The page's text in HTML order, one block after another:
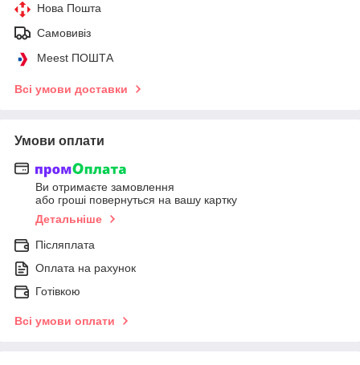
Нова Пошта
Самовивіз
Meest ПОШТА
Всі умови доставки
Умови оплати
Ви отримаєте замовлення
або гроші повернуться на вашу картку
Детальніше
Післяплата
Оплата на рахунок
Готівкою
Всі умови оплати